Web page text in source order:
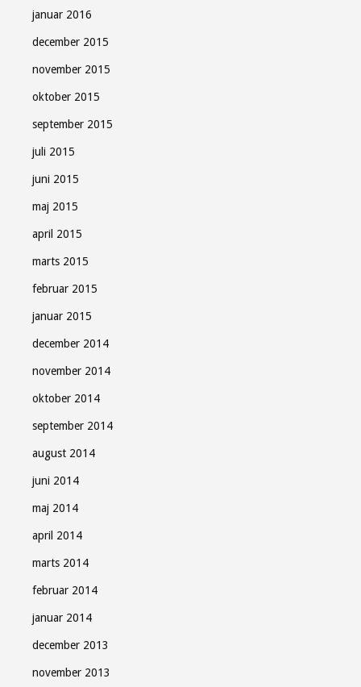
januar 2016
december 2015
november 2015
oktober 2015
september 2015
juli 2015
juni 2015
maj 2015
april 2015
marts 2015
februar 2015
januar 2015
december 2014
november 2014
oktober 2014
september 2014
august 2014
juni 2014
maj 2014
april 2014
marts 2014
februar 2014
januar 2014
december 2013
november 2013